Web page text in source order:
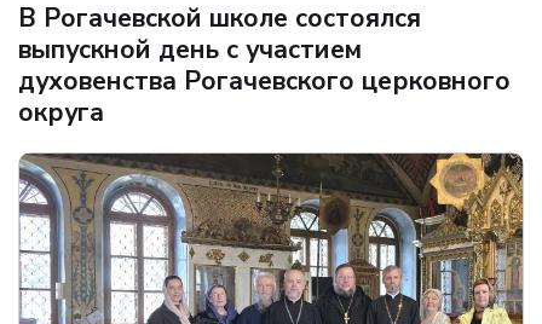
В Рогачевской школе состоялся
выпускной день с участием
духовенства Рогачевского церковного
округа